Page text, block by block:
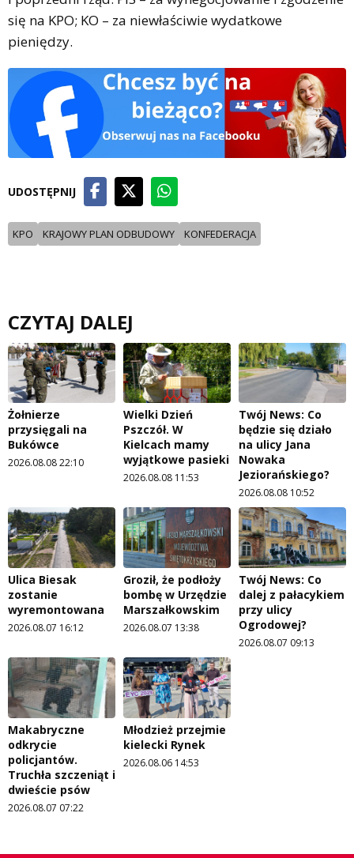
się na KPO; KO – za niewłaściwie wydatkowe
pieniędzy.
UDOSTĘPNIJ
KPO KRAJOWY PLAN ODBUDOWY KONFEDERACJA
CZYTAJ DALEJ
Żołnierze
przysięgali na
Bukówce
2026.08.08 22:10
Wielki Dzień
Pszczół. W
Kielcach mamy
wyjątkowe pasieki
2026.08.08 11:53
Twój News: Co
będzie się działo
na ulicy Jana
Nowaka
Jeziorańskiego?
2026.08.08 10:52
Ulica Biesak
zostanie
wyremontowana
2026.08.07 16:12
Groził, że podłoży
bombę w Urzędzie
Marszałkowskim
2026.08.07 13:38
Twój News: Co
dalej z pałacykiem
przy ulicy
Ogrodowej?
2026.08.07 09:13
Makabryczne
odkrycie
policjantów.
Truchła szczeniąt i
dwieście psów
2026.08.07 07:22
Młodzież przejmie
kielecki Rynek
2026.08.06 14:53